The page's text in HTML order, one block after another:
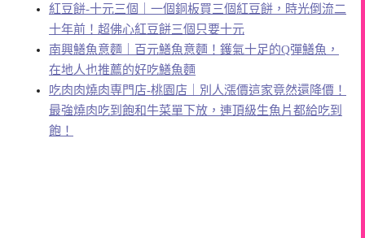
紅豆餅-十元三個｜一個銅板買三個紅豆餅，時光倒流二
十年前！超佛心紅豆餅三個只要十元
南興鱔魚意麵｜百元鱔魚意麵！鑊氣十足的Q彈鱔魚，
在地人也推薦的好吃鱔魚麵
吃肉肉燒肉専門店-桃園店｜別人漲價這家竟然還降價！
最強燒肉吃到飽和牛菜單下放，連頂級生魚片都給吃到
飽！